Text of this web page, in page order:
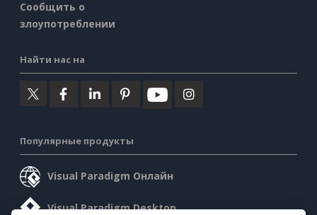
Сообщить о
злоупотреблении
Найти нас на
Популярные продукты
Visual Paradigm Онлайн
Visual Paradigm Desktop